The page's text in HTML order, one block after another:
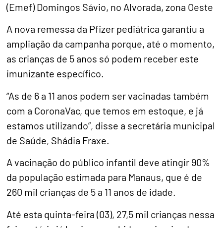
(Emef) Domingos Sávio, no Alvorada, zona Oeste
A nova remessa da Pfizer pediátrica garantiu a
ampliação da campanha porque, até o momento,
as crianças de 5 anos só podem receber este
imunizante específico.
“As de 6 a 11 anos podem ser vacinadas também
com a CoronaVac, que temos em estoque, e já
estamos utilizando”, disse a secretária municipal
de Saúde, Shádia Fraxe.
A vacinação do público infantil deve atingir 90%
da população estimada para Manaus, que é de
260 mil crianças de 5 a 11 anos de idade.
Até esta quinta-feira (03), 27,5 mil crianças nessa